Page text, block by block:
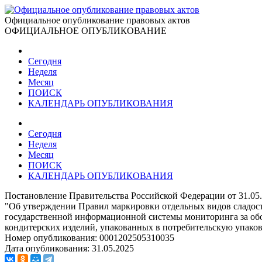
Официальное опубликование правовых актов
ОФИЦИАЛЬНОЕ ОПУБЛИКОВАНИЕ
Сегодня
Неделя
Месяц
ПОИСК
КАЛЕНДАРЬ ОПУБЛИКОВАНИЯ
Сегодня
Неделя
Месяц
ПОИСК
КАЛЕНДАРЬ ОПУБЛИКОВАНИЯ
Постановление Правительства Российской Федерации от
"Об утверждении Правил маркировки отдельных видов
государственной информационной системы мониторинга за
кондитерских изделий, упакованных в потребительскую
Номер опубликования: 0001202505310035
Дата опубликования: 31.05.2025